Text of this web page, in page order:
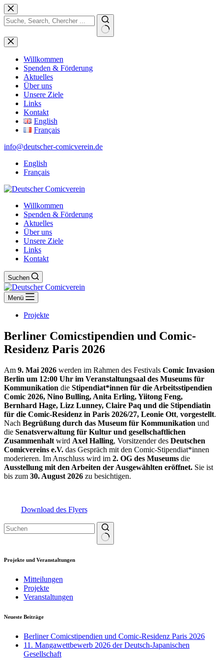
Zum
Inhalt
springen
Keine
Ergebnisse
Willkommen
Spenden & Förderung
Aktuelles
Über uns
Unsere Ziele
Links
Kontakt
English
Français
info@deutscher-comicverein.de
English
Français
Willkommen
Spenden & Förderung
Aktuelles
Über uns
Unsere Ziele
Links
Kontakt
Suchen
Menü
Projekte
Berliner Comicstipendien und Comic-
Residenz Paris 2026
Am 9. Mai 2026 werden im Rahmen des Festivals Comic Invasion
Berlin um 12:00 Uhr im Veranstaltungsaal des Museums für
Kommunikation die Stipendiat*innen für die Arbeitsstipendien
Comic 2026, Nino Bulling, Anita Erling, Yiitong Feng,
Bernhard Hage, Lizz Lunney, Claire Paq und die Stipendiatin
für die Comic-Residenz in Paris 2026/27, Leonie Ott, vorgestellt.
Nach Begrüßung durch das Museum für Kommunikation und
die Senatsverwaltung für Kultur und gesellschaftlichen
Zusammenhalt wird Axel Halling, Vorsitzender des Deutschen
Comicvereins e.V. das Gespräch mit den Comic-Stipendiat*innen
moderieren. Im Anschluss wird im 2. OG des Museums die
Ausstellung mit den Arbeiten der Ausgewählten eröffnet. Sie ist
bis zum 30. August 2026 zu besichtigen.
Download des Flyers
Ergebnisse
Projekte und Veranstaltungen
Mitteilungen
Projekte
Veranstaltungen
Neueste Beiträge
Berliner Comicstipendien und Comic-Residenz Paris 2026
11. Mangawettbewerb 2026 der Deutsch-Japanischen
Gesellschaft